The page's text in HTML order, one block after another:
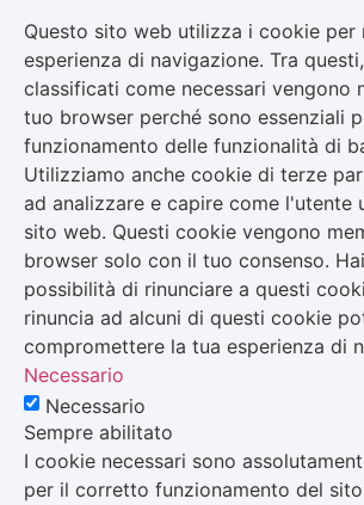
Questo sito web utilizza i cookie per
esperienza di navigazione. Tra
classificati come necessari vengono
tuo browser perché sono essenziali
funzionamento delle funzionalità di
Utilizziamo anche cookie di terze
ad analizzare e capire come l'utente
sito web. Questi cookie vengono
browser solo con il tuo consenso.
possibilità di rinunciare a questi
rinuncia ad alcuni di questi cookie
compromettere la tua esperienza di
Necessario
Necessario
Sempre abilitato
I cookie necessari sono
per il corretto funzionamento del